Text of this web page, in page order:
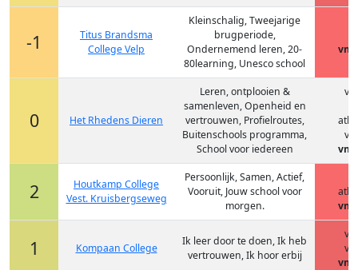
-1
Titus Brandsma
College Velp
Kleinschalig, Tweejarige
brugperiode,
Ondernemend leren, 20-
80learning, Unesco school
0 Het Rhedens Dieren
Leren, ontplooien &
samenleven, Openheid en
vertrouwen, Profielroutes,
Buitenschools programma,
School voor iedereen
2
Houtkamp College
Vest. Kruisbergseweg
Persoonlijk, Samen, Actief,
Vooruit, Jouw school voor
morgen.
1 Kompaan College
Ik leer door te doen, Ik heb
vertrouwen, Ik hoor erbij